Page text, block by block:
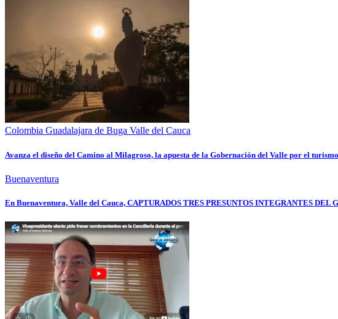
Colombia Guadalajara de Buga Valle del Cauca
Avanza el diseño del Camino al Milagroso, la apuesta de la Gobernación del Valle por el
Buenaventura
En Buenaventura, Valle del Cauca, CAPTURADOS TRES PRESUNTOS INTEGRANTES